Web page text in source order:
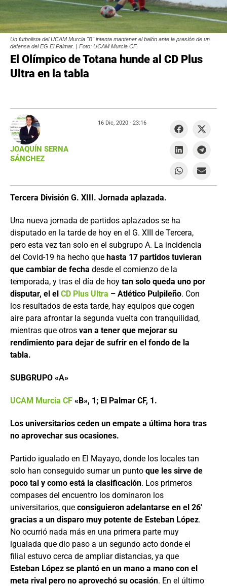
Un futbolista del UCAM Murcia "B" intenta mantener el balón ante la presión de un
defensa del EG El Palmar. | Foto: UCAM Murcia CF.
El Olímpico de Totana hunde al CD Plus
Ultra en la tabla
Tercera División G. XIII. Jornada aplazada.
Una nueva jornada de partidos aplazados se ha
disputado en la tarde de hoy en el G. XIII de Tercera,
pero esta vez tan solo en el subgrupo A. La incidencia
del Covid-19 ha hecho que hasta 17 partidos tuvieran
que cambiar de fecha desde el comienzo de la
temporada, y tras el día de hoy tan solo queda uno por
disputar, el el CD Plus Ultra – Atlético Pulpileño. Con
los resultados de esta tarde, hay equipos que cogen
aire para afrontar la segunda vuelta con tranquilidad,
mientras que otros van a tener que mejorar su
rendimiento para dejar de sufrir en el fondo de la
tabla.
SUBGRUPO «A»
UCAM Murcia CF «B», 1; El Palmar CF, 1.
Los universitarios ceden un empate a última hora tras
no aprovechar sus ocasiones.
Partido igualado en El Mayayo, donde los locales tan
solo han conseguido sumar un punto que les sirve de
poco tal y como está la clasificación. Los primeros
compases del encuentro los dominaron los
universitarios, que consiguieron adelantarse en el 26′
gracias a un disparo muy potente de Esteban López.
No ocurrió nada más en una primera parte muy
igualada que dio paso a un segundo acto donde el
filial estuvo cerca de ampliar distancias, ya que
Esteban López se plantó en un mano a mano con el
meta rival pero no aprovechó su ocasión. En el último
JOAQUÍN SERNA
SÁNCHEZ
16 Dic, 2020 - 23:16